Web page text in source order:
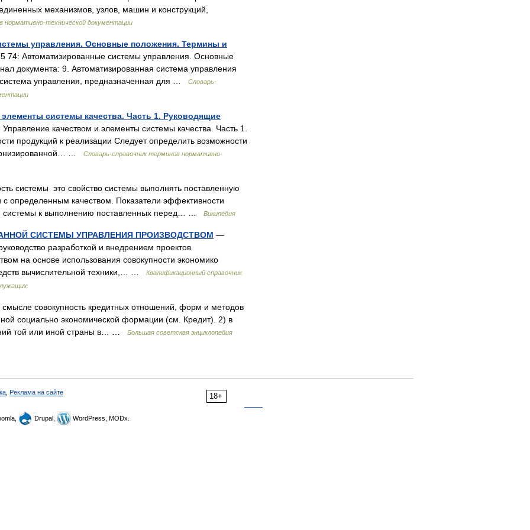
механизмов, узлов, машин и конструкций,
нормативно-технической документации
управления. Основные положения. Термины и
Автоматизированные системы управления. Основные
документа: 9. Автоматизированная система управления
управления, предназначенная для …
Словарь-
системы качества. Часть 1. Руководящие
качеством и элементы системы качества. Часть 1.
продукций к реализации Следует определить возможности
…
Словарь-справочник терминов нормативно-
системы это свойство системы выполнять поставленную
определенным качеством. Показатели эффективности
системы к выполнению поставленных перед… …
Википедия
СИСТЕМЫ УПРАВЛЕНИЯ ПРОИЗВОДСТВОМ —
разработкой и внедрением проектов
на основе использования совокупности экономико
вычислительной техники,… …
Квалификационный справочник
совокупность кредитных отношений, форм и методов
социально экономической формации (см. Кредит). 2) в
той или иной страны в… …
Большая советская энциклопедия
18+
Реклама на сайте
Drupal, WordPress, MODx.